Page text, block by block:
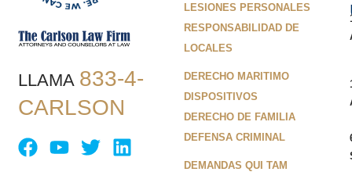
LLAMA 833-4-
CARLSON
LESIONES PERSONALES
RESPONSABILIDAD DE
LOCALES
DERECHO MARITIMO
DISPOSITIVOS
DERECHO DE FAMILIA
DEFENSA CRIMINAL
DEMANDAS QUI TAM